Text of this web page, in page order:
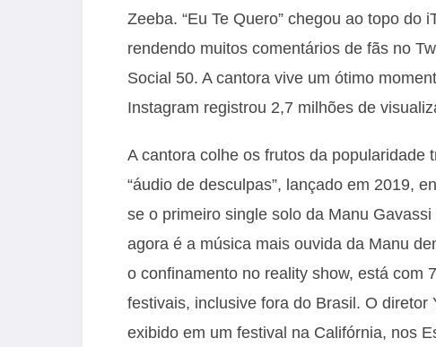
Zeeba. “Eu Te Quero” chegou ao topo do
rendendo muitos comentários de fãs no
Social 50. A cantora vive um ótimo
Instagram registrou 2,7 milhões de
A cantora colhe os frutos da popularidade
“áudio de desculpas”, lançado em 2019,
se o primeiro single solo da Manu
agora é a música mais ouvida da Manu
o confinamento no reality show, está com
festivais, inclusive fora do Brasil. O
exibido em um festival na Califórnia, nos